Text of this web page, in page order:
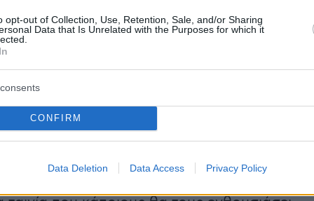
opt-out of Collection, Use, Retention, Sale, and/or Sharing
Data that Is Unrelated with the Purposes for which it
CONFIRM
Data Deletion Data Access Privacy Policy
βάρος του συνόλου της ταινίας του.
από τη θεατρική δομή της ταινίας του
και κουραστική και από τις συχνές
των ίδιων σκηνών.
πασχίζουν να αναπτύξουν αυτή την
τους, πέρα από τους αβανταδόρικους